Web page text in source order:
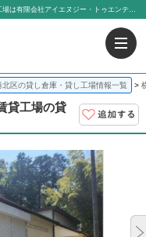
横浜市港北区新吉田町貸工場 高田の賃貸工場！｜貸倉庫・貸工場は有限会社アイエヌジー・トゥエンティーワン
北区の貸し倉庫・貸し工場情報一覧
貸工場の貸